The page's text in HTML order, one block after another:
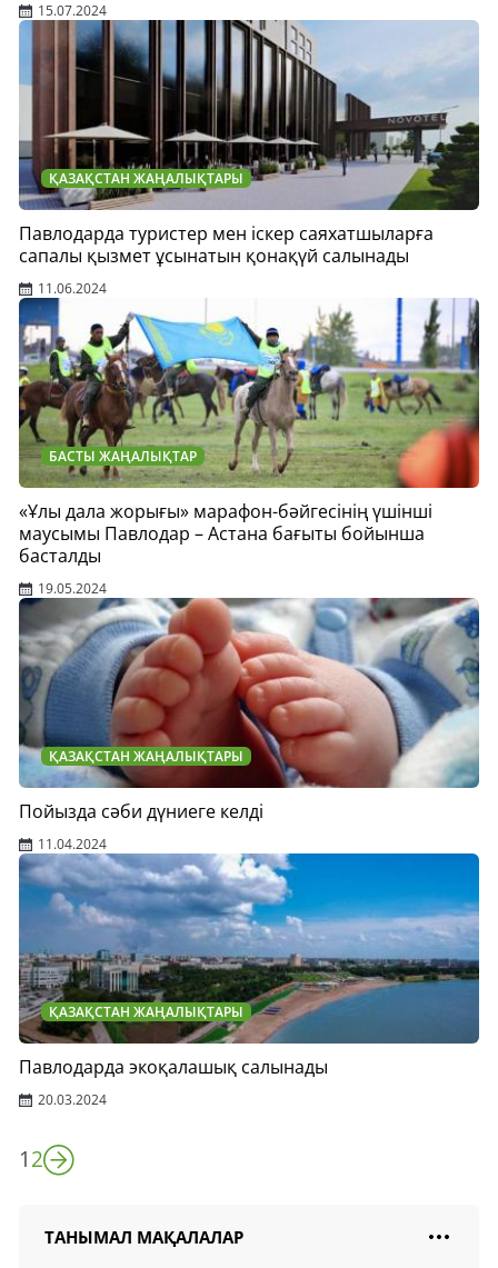
15.07.2024
ҚАЗАҚСТАН ЖАҢАЛЫҚТАРЫ
Павлодарда туристер мен іскер саяхатшыларға
сапалы қызмет ұсынатын қонақүй салынады
11.06.2024
БАСТЫ ЖАҢАЛЫҚТАР
«Ұлы дала жорығы» марафон-бәйгесінің үшінші
маусымы Павлодар – Астана бағыты бойынша
басталды
19.05.2024
ҚАЗАҚСТАН ЖАҢАЛЫҚТАРЫ
Пойызда сәби дүниеге келді
11.04.2024
ҚАЗАҚСТАН ЖАҢАЛЫҚТАРЫ
Павлодарда экоқалашық салынады
20.03.2024
12
ТАНЫМАЛ МАҚАЛАЛАР